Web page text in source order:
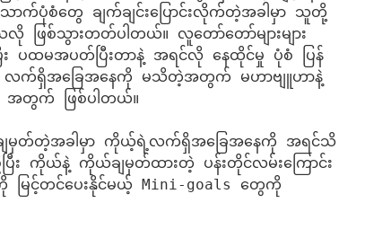
ာက်ပုံစံတွေ ချက်ချင်းပြောင်းလိုက်တဲ့အခါမှာ သူတို့
စ်သွားတတ်ပါတယ်။ လူတော်တော်များများ
ပထမအပတ်ပြီးတာနဲ့ အရင်လို နေထိုင်မှု ပုံစံ ပြန်
လက်ရှိအခြေအနေကို မသိတဲ့အတွက် မဟာဗျူဟာနဲ့
အတွက် ဖြစ်ပါတယ်။
ျမှတ်တဲ့အခါမှာ ကိုယ့်ရဲ့လက်ရှိအခြေအနေကို အရင်သိ
း ကိုယ်နဲ့ ကိုယ်ချမှတ်ထားတဲ့ ပန်းတိုင်လမ်းကြောင်း
မြင့်တင်ပေးနိုင်မယ့် Mini-goals တွေကို